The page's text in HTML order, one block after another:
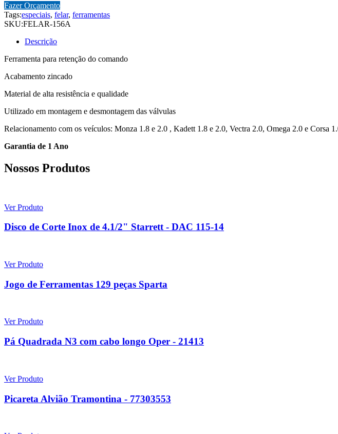
Fazer Orçamento
Tags:especiais, felar, ferramentas
SKU:FELAR-156A
Descrição
Ferramenta para retenção do comando
Acabamento zincado
Material de alta resistência e qualidade
Utilizado em montagem e desmontagem das válvulas
Relacionamento com os veículos: Monza 1.8 e 2.0 , Kadett 1.8 e 2.0, Vectra 2.0, Omega 2.0 e Corsa
Garantia de 1 Ano
Nossos Produtos
Ver Produto
Disco de Corte Inox de 4.1/2" Starrett - DAC 115-14
Ver Produto
Jogo de Ferramentas 129 peças Sparta
Ver Produto
Pá Quadrada N3 com cabo longo Oper - 21413
Ver Produto
Picareta Alvião Tramontina - 77303553